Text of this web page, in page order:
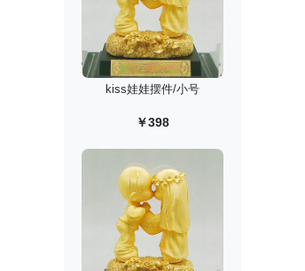
kiss娃娃摆件/小号
￥398